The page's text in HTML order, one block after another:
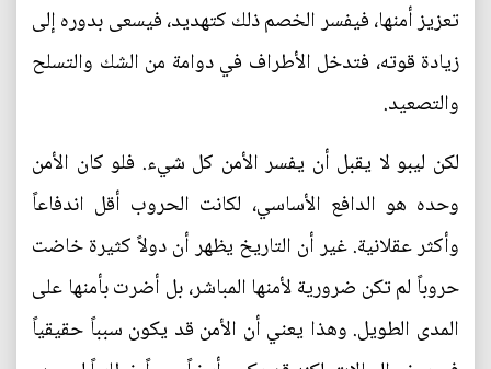
تعزيز أمنها، فيفسر الخصم ذلك كتهديد، فيسعى بدوره إلى
زيادة قوته، فتدخل الأطراف في دوامة من الشك والتسلح
والتصعيد.
لكن ليبو لا يقبل أن يفسر الأمن كل شيء. فلو كان الأمن
وحده هو الدافع الأساسي، لكانت الحروب أقل اندفاعاً
وأكثر عقلانية. غير أن التاريخ يظهر أن دولاً كثيرة خاضت
حروباً لم تكن ضرورية لأمنها المباشر، بل أضرت بأمنها على
المدى الطويل. وهذا يعني أن الأمن قد يكون سبباً حقيقياً